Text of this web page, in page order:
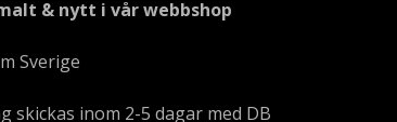
& nytt i vår webbshop
Sverige
skickas inom 2-5 dagar med DB